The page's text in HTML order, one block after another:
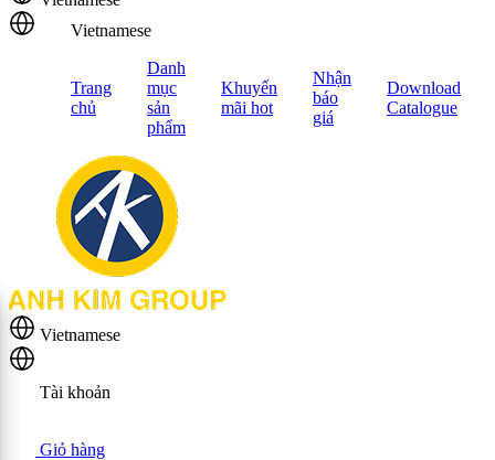
Vietnamese
Trang
chủ
Danh
mục
sản
phẩm
Khuyến
mãi hot
Nhận
báo
giá
Download
Catalogue
Vietnamese
Tài khoản
Giỏ hàng